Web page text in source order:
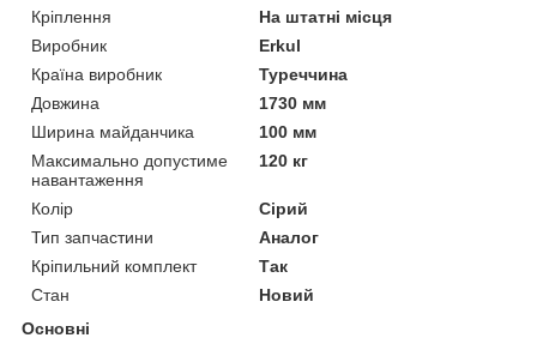
Кріплення
На штатні місця
Виробник
Erkul
Країна виробник
Туреччина
Довжина
1730 мм
Ширина майданчика
100 мм
Максимально допустиме
навантаження
120 кг
Колір
Сірий
Тип запчастини
Аналог
Кріпильний комплект
Так
Стан
Новий
Основні